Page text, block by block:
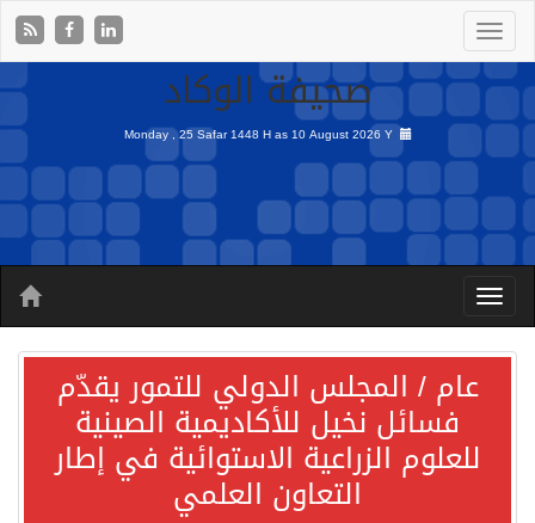
صحيفة الوكاد
Monday , 25 Safar 1448 H as10 August 2026 Y
عام / المجلس الدولي للتمور يقدّم
فسائل نخيل للأكاديمية الصينية
للعلوم الزراعية الاستوائية في إطار
التعاون العلمي